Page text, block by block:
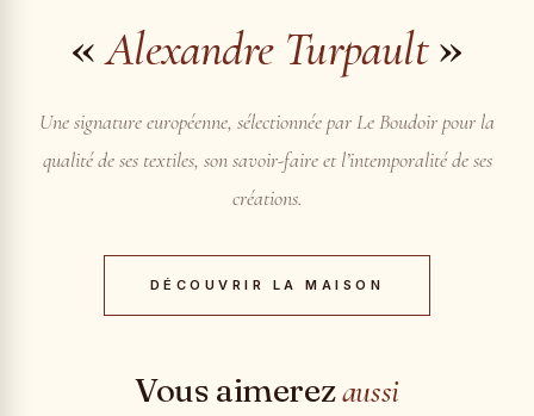
«Alexandre Turpault»
Une signature européenne, sélectionnée par Le Boudoir pour la
qualité de ses textiles, son savoir-faire et l’intemporalité de ses
créations.
DÉCOUVRIR LA MAISON
Vous aimerezaussi